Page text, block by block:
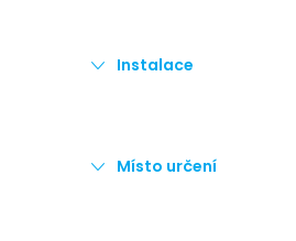
Instalace
Místo určení